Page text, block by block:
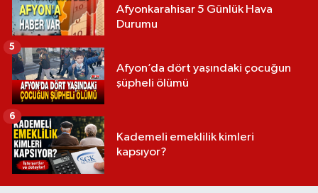
Afyonkarahisar 5 Günlük Hava
Durumu
Afyon’da dört yaşındaki çocuğun
şüpheli ölümü
5
Kademeli emeklilik kimleri
kapsıyor?
6